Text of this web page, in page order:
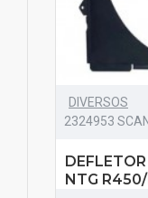
DIVERSOS
2324953
NTG